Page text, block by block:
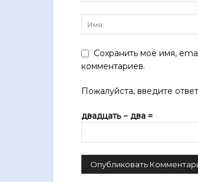
Сохранить моё имя,
комментариев.
Пожалуйста, введите
двадцать − два =